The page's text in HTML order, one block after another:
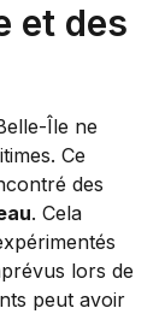
et des
Île ne
Ce
des
. Cela
lors de
peut avoir